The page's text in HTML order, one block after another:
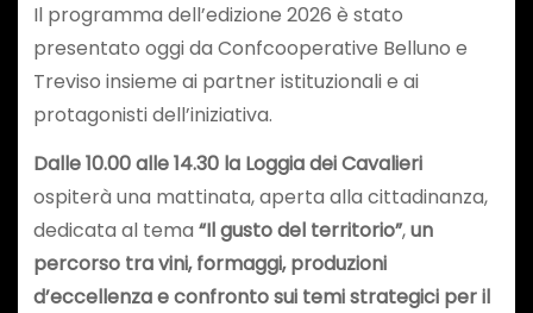
Il programma dell’edizione 2026 è stato
presentato oggi da Confcooperative Belluno e
Treviso insieme ai partner istituzionali e ai
protagonisti dell’iniziativa.
Dalle 10.00 alle 14.30 la Loggia dei Cavalieri
ospiterà una mattinata, aperta alla cittadinanza,
dedicata al tema “Il gusto del territorio”,un
percorso tra vini, formaggi, produzioni
d’eccellenza e confronto sui temi strategici per il